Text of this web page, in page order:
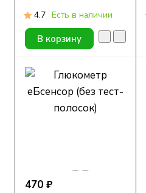
4.7 Есть в наличии
В корзину
470 ₽